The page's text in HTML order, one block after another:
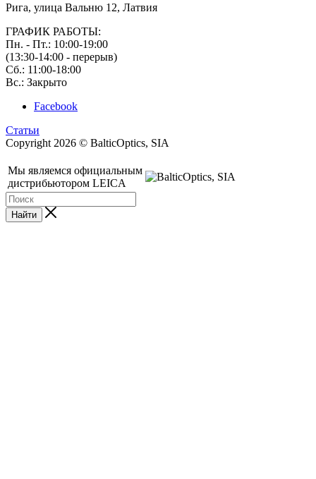
Рига, улица Вальню 12, Латвия
ГРАФИК РАБОТЫ:
Пн. - Пт.: 10:00-19:00
(13:30-14:00 - перерыв)
Сб.: 11:00-18:00
Вс.: Закрыто
Facebook
Статьи
Copyright 2026 © BalticOptics, SIA
Мы являемся официальным
дистрибьютором LEICA
Найти